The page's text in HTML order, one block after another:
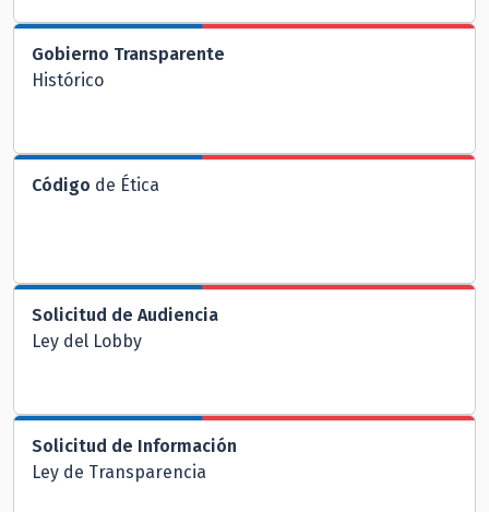
Gobierno Transparente
Histórico
Código de Ética
Solicitud de Audiencia
Ley del Lobby
Solicitud de Información
Ley de Transparencia